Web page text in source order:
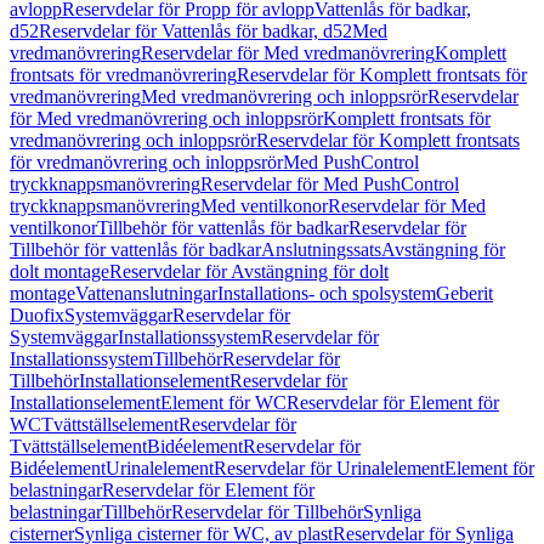
avloppReservdelar för Propp för avloppVattenlås för badkar,
d52Reservdelar för Vattenlås för badkar, d52Med
vredmanövreringReservdelar för Med vredmanövreringKomplett
frontsats för vredmanövreringReservdelar för Komplett frontsats för
vredmanövreringMed vredmanövrering och inloppsrörReservdelar
för Med vredmanövrering och inloppsrörKomplett frontsats för
vredmanövrering och inloppsrörReservdelar för Komplett frontsats
för vredmanövrering och inloppsrörMed PushControl
tryckknappsmanövreringReservdelar för Med PushControl
tryckknappsmanövreringMed ventilkonorReservdelar för Med
ventilkonorTillbehör för vattenlås för badkarReservdelar för
Tillbehör för vattenlås för badkarAnslutningssatsAvstängning för
dolt montageReservdelar för Avstängning för dolt
montageVattenanslutningarInstallations- och spolsystemGeberit
DuofixSystemväggarReservdelar för
SystemväggarInstallationssystemReservdelar för
InstallationssystemTillbehörReservdelar för
TillbehörInstallationselementReservdelar för
InstallationselementElement för WCReservdelar för Element för
WCTvättställselementReservdelar för
TvättställselementBidéelementReservdelar för
BidéelementUrinalelementReservdelar för UrinalelementElement för
belastningarReservdelar för Element för
belastningarTillbehörReservdelar för TillbehörSynliga
cisternerSynliga cisterner för WC, av plastReservdelar för Synliga